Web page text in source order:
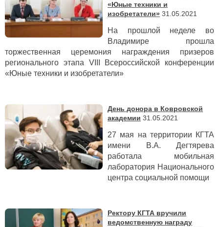
«Юные техники и
изобретатели» 31.05.2021
На прошлой неделе во
Владимире прошла
торжественная церемония награждения призеров
регионального этапа VIII Всероссийской конференции
«Юные техники и изобретатели»
День донора в Ковровской
академии 31.05.2021
27 мая на территории КГТА
имени В.А. Дегтярева
работала мобильная
лаборатория Национального
центра социальной помощи
Ректору КГТА вручили
ведомственную награду